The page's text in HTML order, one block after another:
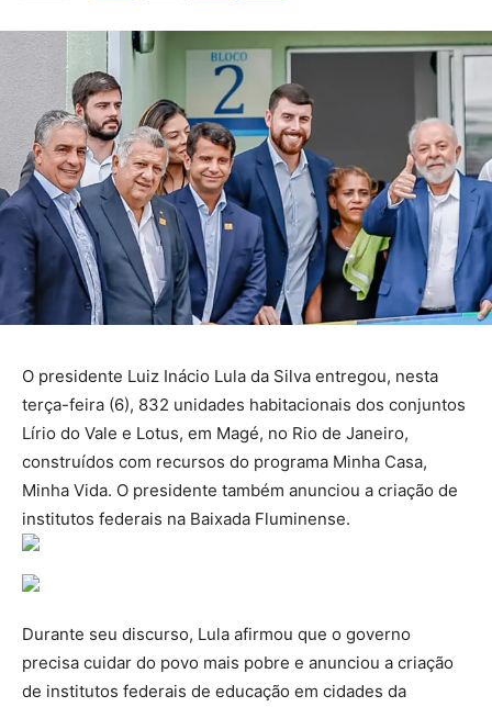
O presidente Luiz Inácio Lula da Silva entregou, nesta
terça-feira (6), 832 unidades habitacionais dos conjuntos
Lírio do Vale e Lotus, em Magé, no Rio de Janeiro,
construídos com recursos do programa Minha Casa,
Minha Vida. O presidente também anunciou a criação de
institutos federais na Baixada Fluminense.
Durante seu discurso, Lula afirmou que o governo
precisa cuidar do povo mais pobre e anunciou a criação
de institutos federais de educação em cidades da